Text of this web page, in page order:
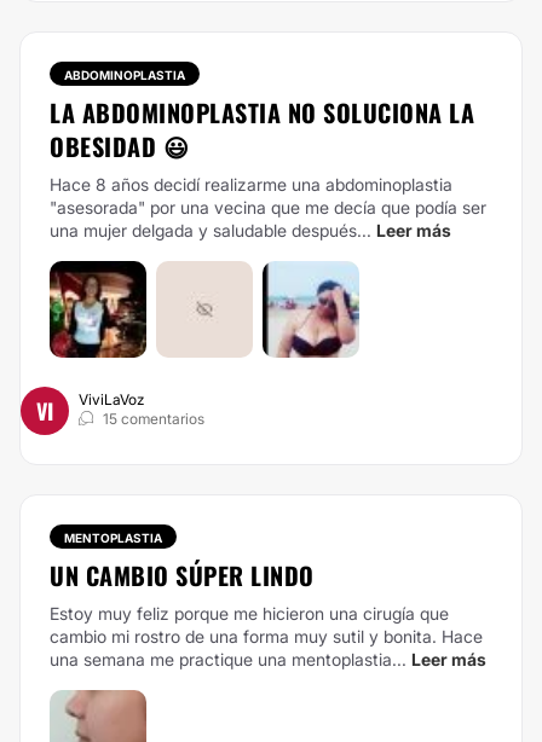
ABDOMINOPLASTIA
LA ABDOMINOPLASTIA NO SOLUCIONA LA
OBESIDAD 😃
Hace 8 años decidí realizarme una abdominoplastia
"asesorada" por una vecina que me decía que podía ser
una mujer delgada y saludable después... Leer más
VI
ViviLaVoz
15 comentarios
MENTOPLASTIA
UN CAMBIO SÚPER LINDO
Estoy muy feliz porque me hicieron una cirugía que
cambio mi rostro de una forma muy sutil y bonita. Hace
una semana me practique una mentoplastia... Leer más